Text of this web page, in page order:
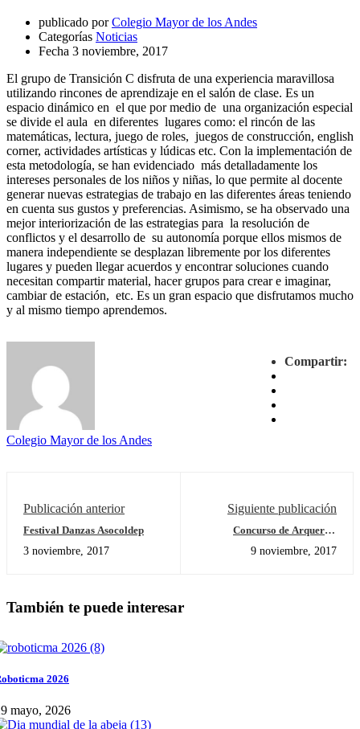
publicado por Colegio Mayor de los Andes
Categorías Noticias
Fecha 3 noviembre, 2017
El grupo de Transición C disfruta de una experiencia maravillosa
utilizando rincones de aprendizaje en el salón de clase. Es un
espacio dinámico en el que por medio de una organización especial
se divide el aula en diferentes lugares como: el rincón de las
matemáticas, lectura, juego de roles, juegos de construcción, english
corner, actividades artísticas y lúdicas etc. Con la implementación de
esta metodología, se han evidenciado más detalladamente los
intereses personales de los niños y niñas, lo que permite al docente
generar nuevas estrategias de trabajo en las diferentes áreas teniendo
en cuenta sus gustos y preferencias. Asimismo, se ha observado una
mejor interiorización de las estrategias para la resolución de
conflictos y el desarrollo de su autonomía porque ellos mismos de
manera independiente se desplazan libremente por los diferentes
lugares y pueden llegar acuerdos y encontrar soluciones cuando
necesitan compartir material, hacer grupos para crear e imaginar,
cambiar de estación, etc. Es un gran espacio que disfrutamos mucho
y al mismo tiempo aprendemos.
Compartir:
Colegio Mayor de los Andes
Publicación anterior
Festival Danzas Asocoldep
3 noviembre, 2017
Siguiente publicación
Concurso de Arqueros,
Hernandez
9 noviembre, 2017
También te puede interesar
2026
mayo, 2026